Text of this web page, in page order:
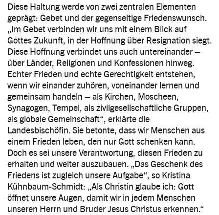
Diese Haltung werde von zwei zentralen Elementen
geprägt: Gebet und der gegenseitige Friedenswunsch.
„Im Gebet verbinden wir uns mit einem Blick auf
Gottes Zukunft, in der Hoffnung über Resignation siegt.
Diese Hoffnung verbindet uns auch untereinander –
über Länder, Religionen und Konfessionen hinweg.
Echter Frieden und echte Gerechtigkeit entstehen,
wenn wir einander zuhören, voneinander lernen und
gemeinsam handeln – als Kirchen, Moscheen,
Synagogen, Tempel, als zivilgesellschaftliche Gruppen,
als globale Gemeinschaft“, erklärte die
Landesbischöfin. Sie betonte, dass wir Menschen aus
einem Frieden leben, den nur Gott schenken kann.
Doch es sei unsere Verantwortung, diesen Frieden zu
erhalten und weiter auszubauen. „Das Geschenk des
Friedens ist zugleich unsere Aufgabe“, so Kristina
Kühnbaum-Schmidt: „Als Christin glaube ich: Gott
öffnet unsere Augen, damit wir in jedem Menschen
unseren Herrn und Bruder Jesus Christus erkennen.“